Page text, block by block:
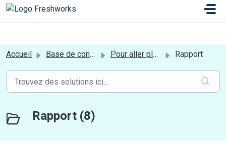
a[href*='login'] {display:none;}
Passer au contenu principal
Accueil Base de connaissances Pour aller plus loin Rapport
Rapport (8)